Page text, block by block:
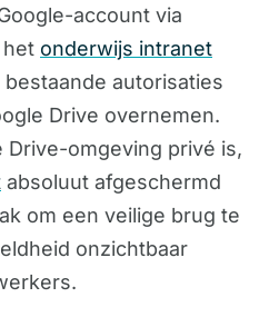
account via
het onderwijs intranet
autorisaties
Drive overnemen.
Drive-omgeving privé is,
absoluut afgeschermd
om een veilige brug te
onzichtbaar